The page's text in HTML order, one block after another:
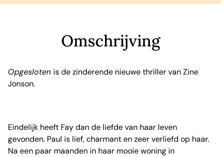
Omschrijving
Opgesloten is de zinderende nieuwe thriller van Zine
Jonson.
Eindelijk heeft Fay dan de liefde van haar leven
gevonden. Paul is lief, charmant en zeer verliefd op haar.
Na een paar maanden in haar mooie woning in